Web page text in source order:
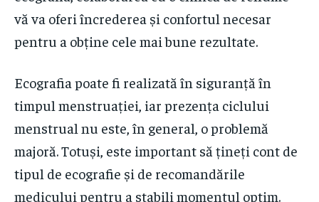
vă va oferi încrederea și confortul necesar
pentru a obține cele mai bune rezultate.
Ecografia poate fi realizată în siguranță în
timpul menstruației, iar prezența ciclului
menstrual nu este, în general, o problemă
majoră. Totuși, este important să țineți cont de
tipul de ecografie și de recomandările
medicului pentru a stabili momentul optim.